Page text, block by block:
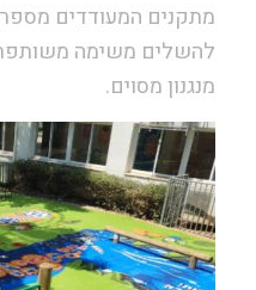
מתקנים המעודדים
להשלים משימה
מנגנון מסוים.